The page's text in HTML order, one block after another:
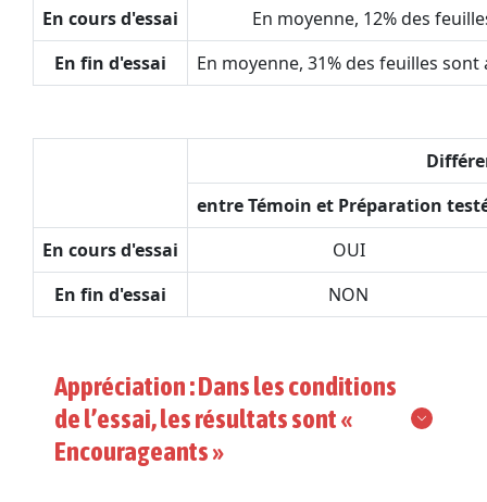
En cours d'essai
En moyenne, 12% des
En fin d'essai
En moyenne, 31% des feuilles
entre Témoin et Préparation
En cours d'essai
OUI
En fin d'essai
NON
Appréciation : Dans les conditions
de l’essai, les résultats sont «
Encourageants »